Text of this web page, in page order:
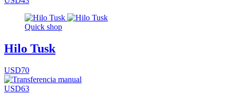
Quick shop
Hilo Tusk
USD70
USD63